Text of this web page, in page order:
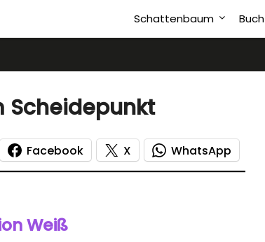
Schattenbaum Buch
Scheidepunkt
Facebook X WhatsApp
Weiß